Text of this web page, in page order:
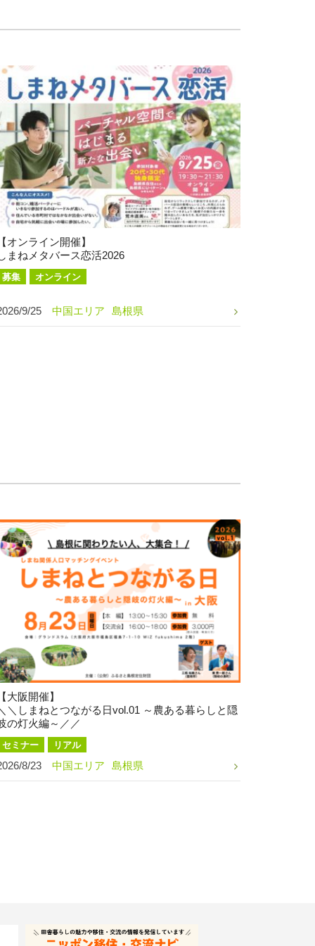
オンライン開催】
まねメタバース恋活2026
募集 オンライン
9/25 中国エリア 島根県
大阪開催】
＼しまねとつながる日vol.01 ～農ある暮らしと隠
の灯火編～／／
セミナー リアル
8/23 中国エリア 島根県